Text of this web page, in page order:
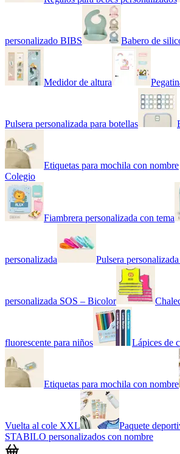
personalizado BIBS Babero de
Medidor de altura
Pulsera personalizada para botellas
Etiquetas para mochila con nombre
Colegio
Fiambrera personalizada con tema
personalizada Pulsera
personalizada SOS – Bicolor
fluorescente para niños Lápices de
Etiquetas para mochila con nombre
Vuelta al cole XXL Paquete
STABILO personalizados con nombre